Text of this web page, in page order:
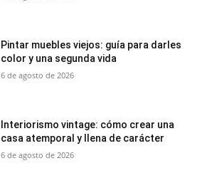
Pintar muebles viejos: guía para darles
color y una segunda vida
6 de agosto de 2026
Interiorismo vintage: cómo crear una
casa atemporal y llena de carácter
6 de agosto de 2026